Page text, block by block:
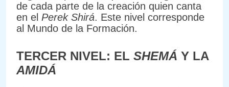
de cada parte de la creación quien canta
en el Perek Shirá. Este nivel corresponde
al Mundo de la Formación.
TERCER NIVEL: EL SHEMÁ Y LA
AMIDÁ